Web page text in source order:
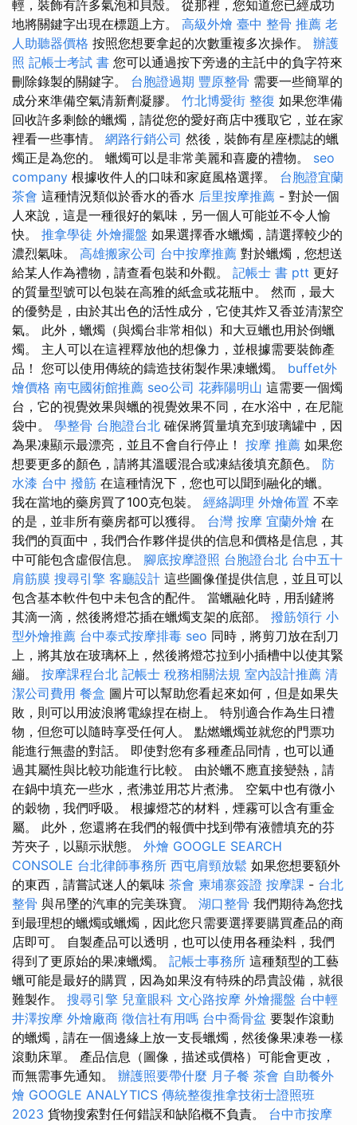
輕，裝飾有許多氣泡和貝殼。 從那裡，您知道您已經成功
地將關鍵字出現在標題上方。 高級外燴 臺中 整骨 推薦 老
人助聽器價格 按照您想要拿起的次數重複多次操作。 辦護
照 記帳士考試 書 您可以通過按下旁邊的主託中的負字符來
刪除錄製的關鍵字。 台胞證過期 豐原整骨 需要一些簡單的
成分來準備空氣清新劑凝膠。 竹北博愛街 整復 如果您準備
回收許多剩餘的蠟燭，請從您的愛好商店中獲取它，並在家
裡看一些事情。 網路行銷公司 然後，裝飾有星座標誌的蠟
燭正是為您的。 蠟燭可以是非常美麗和喜慶的禮物。 seo
company 根據收件人的口味和家庭風格選擇。 台胞證宜蘭
茶會 這種情況類似於香水的香水 后里按摩推薦 - 對於一個
人來說，這是一種很好的氣味，另一個人可能並不令人愉
快。 推拿學徒 外燴擺盤 如果選擇香水蠟燭，請選擇較少的
濃烈氣味。 高雄搬家公司 台中按摩推薦 對於蠟燭，您想送
給某人作為禮物，請查看包裝和外觀。 記帳士 書 ptt 更好
的質量型號可以包裝在高雅的紙盒或花瓶中。 然而，最大
的優勢是，由於其出色的活性成分，它使其炸又香並清潔空
氣。 此外，蠟燭（與燭台非常相似）和大豆蠟也用於倒蠟
燭。 主人可以在這裡釋放他的想像力，並根據需要裝飾產
品！ 您可以使用傳統的鑄造技術製作果凍蠟燭。 buffet外
燴價格 南屯國術館推薦 seo公司 花葬陽明山 這需要一個燭
台，它的視覺效果與蠟的視覺效果不同，在水浴中，在尼龍
袋中。 學整骨 台胞證台北 確保將質量填充到玻璃罐中，因
為果凍顯示最漂亮，並且不會自行停止！ 按摩 推薦 如果您
想要更多的顏色，請將其溫暖混合或凍結後填充顏色。 防
水漆 台中 撥筋 在這種情況下，您也可以聞到融化的蠟。
我在當地的藥房買了100克包裝。 經絡調理 外燴佈置 不幸
的是，並非所有藥房都可以獲得。 台灣 按摩 宜蘭外燴 在
我們的頁面中，我們合作夥伴提供的信息和價格是信息，其
中可能包含虛假信息。 腳底按摩證照 台胞證台北 台中五十
肩筋膜 搜尋引擎 客廳設計 這些圖像僅提供信息，並且可以
包含基本軟件包中未包含的配件。 當蠟融化時，用刮鏟將
其滴一滴，然後將燈芯插在蠟燭支架的底部。 撥筋領行 小
型外燴推薦 台中泰式按摩排毒 seo 同時，將剪刀放在刮刀
上，將其放在玻璃杯上，然後將燈芯拉到小插槽中以使其緊
繃。 按摩課程台北 記帳士 稅務相關法規 室內設計推薦 清
潔公司費用 餐盒 圖片可以幫助您看起來如何，但是如果失
敗，則可以用波浪將電線捏在樹上。 特別適合作為生日禮
物，但您可以隨時享受任何人。 點燃蠟燭並就您的門票功
能進行無盡的對話。 即使對您有多種產品同情，也可以通
過其屬性與比較功能進行比較。 由於蠟不應直接變熱，請
在鍋中填充一些水，煮沸並用芯片煮沸。 空氣中也有微小
的穀物，我們呼吸。 根據燈芯的材料，煙霧可以含有重金
屬。 此外，您還將在我們的報價中找到帶有液體填充的芬
芳夾子，以顯示狀態。 外燴 GOOGLE SEARCH
CONSOLE 台北律師事務所 西屯肩頸放鬆 如果您想要額外
的東西，請嘗試迷人的氣味 茶會 柬埔寨簽證 按摩課 - 台北
整骨 與吊墜的汽車的完美珠寶。 湖口整骨 我們期待為您找
到最理想的蠟燭或蠟燭，因此您只需要選擇要購買產品的商
店即可。 自製產品可以透明，也可以使用各種染料，我們
得到了更原始的果凍蠟燭。 記帳士事務所 這種類型的工藝
蠟可能是最好的購買，因為如果沒有特殊的昂貴設備，就很
難製作。 搜尋引擎 兒童眼科 文心路按摩 外燴擺盤 台中輕
井澤按摩 外燴廠商 徵信社有用嗎 台中喬骨盆 要製作滾動
的蠟燭，請在一個邊緣上放一支長蠟燭，然後像果凍卷一樣
滾動床單。 產品信息（圖像，描述或價格）可能會更改，
而無需事先通知。 辦護照要帶什麼 月子餐 茶會 自助餐外
燴 GOOGLE ANALYTICS 傳統整復推拿技術士證照班
2023 貨物搜索對任何錯誤和缺陷概不負責。 台中市按摩